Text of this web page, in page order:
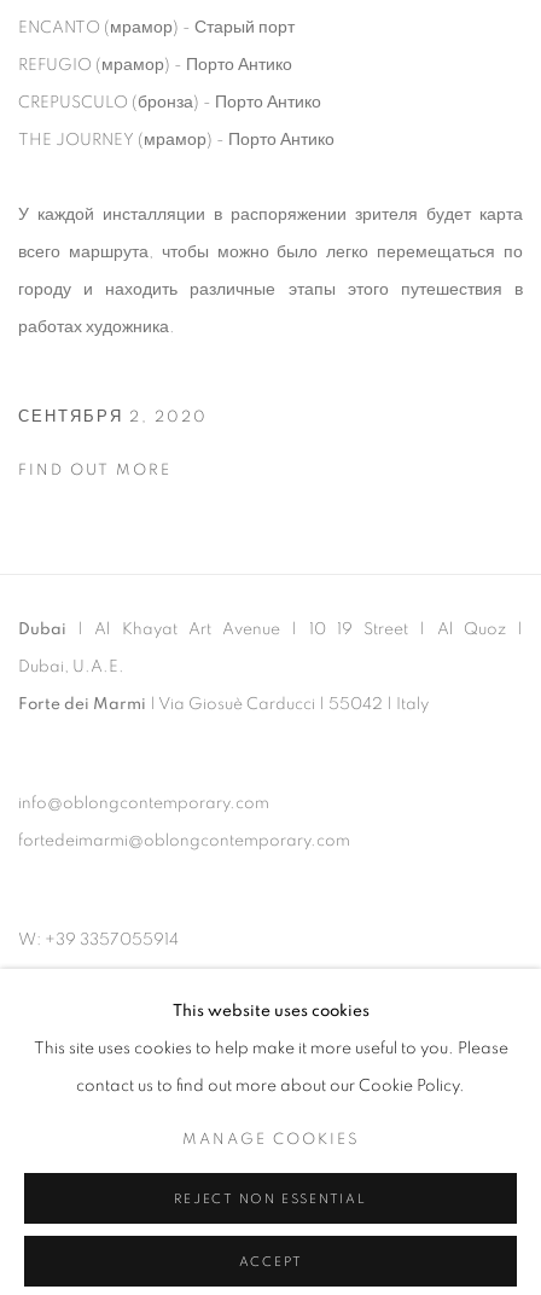
ENCANTO (мрамор) - Старый порт
REFUGIO (мрамор) - Порто Антико
CREPUSCULO (бронза) - Порто Антико
THE JOURNEY (мрамор) - Порто Антико
У каждой инсталляции в распоряжении зрителя будет карта
всего маршрута, чтобы можно было легко перемещаться по
городу и находить различные этапы этого путешествия в
работах художника.
СЕНТЯБРЯ 2, 2020
FIND OUT MORE
Dubai | Al Khayat Art Avenue 10 19 Street Al Quoz
Dubai, U.A.E.
Forte dei Marmi | Via Giosuè Carducci | 55042 | Italy
info@oblongcontemporary.com
fortedeimarmi@oblongcontemporary.com
W: +39 3357055914
COPYRIGHT © 2023 OBLONG CONTEMPORARY GALLERY
SITE BY ARTLOGIC
This website uses cookies
This site uses cookies to help make it more useful to you. Please
contact us to find out more about our Cookie Policy.
MANAGE COOKIES
REJECT NON ESSENTIAL
ACCEPT